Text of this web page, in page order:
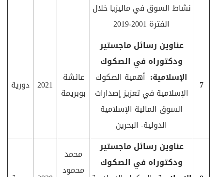
نشاط السوق في ماليزيا خلال
الفترة 2001-2019
7
عناوين رسائل ماجستير
ودكتوراه في الصكوك
الإسلامية: أهمية الصكوك
الإسلامية في تعزيز إصدارات
السوق المالية الإسلامية
الدولية- البحرين
عائشة
بوبريمة
2021 دورية
عناوين رسائل ماجستير
ودكتوراه في الصكوك
محمد
محمود